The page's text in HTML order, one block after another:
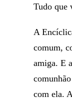
Tudo que
A
comum,
amiga. E
com ela.